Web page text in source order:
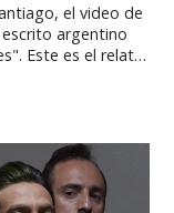
el video de
argentino
Este es el relato